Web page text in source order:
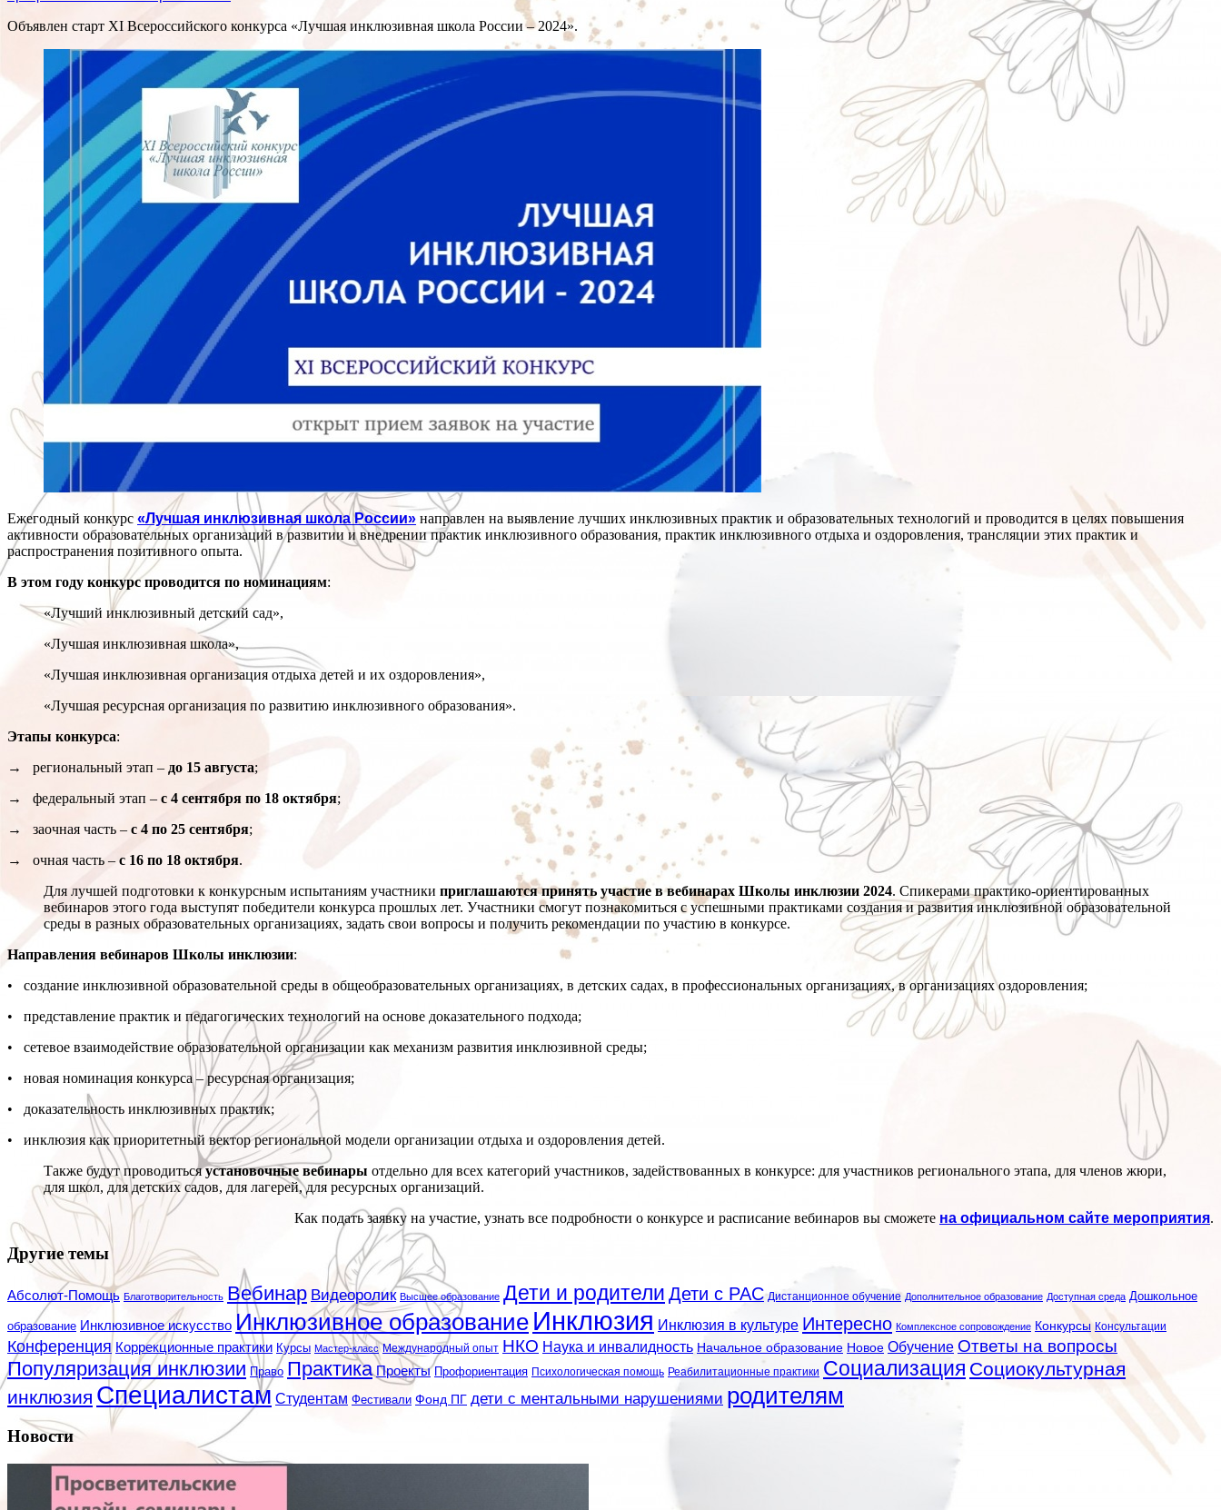
Объявлен старт XI Всероссийского конкурса «Лучшая инклюзивная школа России – 2024».
Ежегодный конкурс «Лучшая инклюзивная школа России» направлен на выявление лучших инклюзивных практик и образовательных технологий и проводится в целях повышения
активности образовательных организаций в развитии и внедрении практик инклюзивного образования, практик инклюзивного отдыха и оздоровления, трансляции этих практик и
распространения позитивного опыта.
В этом году конкурс проводится по номинациям:
«Лучший инклюзивный детский сад»,
«Лучшая инклюзивная школа»,
«Лучшая инклюзивная организация отдыха детей и их оздоровления»,
«Лучшая ресурсная организация по развитию инклюзивного образования».
Этапы конкурса:
→ региональный этап – до 15 августа;
→ федеральный этап – с 4 сентября по 18 октября;
→ заочная часть –с 4 по 25 сентября;
→ очная часть –с 16 по 18 октября.
Для лучшей подготовки к конкурсным испытаниям участники приглашаются принять участие в вебинарах Школы инклюзии 2024. Спикерами практико-ориентированных
вебинаров этого года выступят победители конкурса прошлых лет. Участники смогут познакомиться с успешными практиками создания и развития инклюзивной образовательной
среды в разных образовательных организациях, задать свои вопросы и получить рекомендации по участию в конкурсе.
Направления вебинаров Школы инклюзии:
• создание инклюзивной образовательной среды в общеобразовательных организациях, в детских садах, в профессиональных организациях, в организациях оздоровления;
• представление практик и педагогических технологий на основе доказательного подхода;
• сетевое взаимодействие образовательной организации как механизм развития инклюзивной среды;
• новая номинация конкурса – ресурсная организация;
• доказательность инклюзивных практик;
• инклюзия как приоритетный вектор региональной модели организации отдыха и оздоровления детей.
Также будут проводитьсяустановочные вебинары отдельно для всех категорий участников, задействованных в конкурсе: для участников регионального этапа, для членов жюри,
для школ, для детских садов, для лагерей, для ресурсных организаций.
Как подать заявку на участие, узнать все подробности о конкурсе и расписание вебинаров вы сможете на официальном сайте мероприятия.
Другие темы
Абсолют-Помощь Благотворительность Вебинар Видеоролик Высшее образование Дети и родители Дети с РАС Дистанционное обучение Дополнительное образование Доступная среда Дошкольное
образование Инклюзивное искусство Инклюзивное образование Инклюзия Инклюзия в культуре Интересно Комплексное сопровождение Конкурсы Консультации
Конференция Коррекционные практики Курсы Мастер-класс Международный опыт НКО Наука и инвалидность Начальное образование Новое Обучение Ответы на вопросы
Популяризация инклюзии Право Практика Проекты Профориентация Психологическая помощь Реабилитационные практики Социализация Социокультурная
инклюзия Специалистам Студентам Фестивали Фонд ПГ дети с ментальными нарушениями родителям
Новости